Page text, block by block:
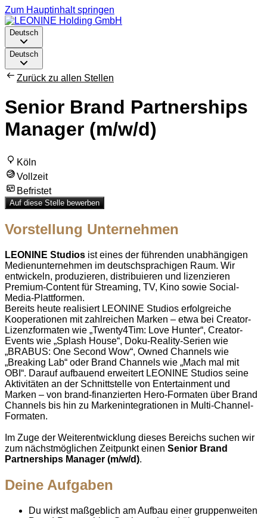
Zum Hauptinhalt springen
Deutsch
Deutsch
Zurück zu allen Stellen
Senior Brand Partnerships
Manager (m/w/d)
Köln
Vollzeit
Befristet
Auf diese Stelle bewerben
Vorstellung Unternehmen
LEONINE Studios ist eines der führenden unabhängigen
Medienunternehmen im deutschsprachigen Raum. Wir
entwickeln, produzieren, distribuieren und lizenzieren
Premium-Content für Streaming, TV, Kino sowie Social-
Media-Plattformen.
Bereits heute realisiert LEONINE Studios erfolgreiche
Kooperationen mit zahlreichen Marken – etwa bei Creator-
Lizenzformaten wie „Twenty4Tim: Love Hunter“, Creator-
Events wie „Splash House“, Doku-Reality-Serien wie
„BRABUS: One Second Wow“, Owned Channels wie
„Breaking Lab“ oder Brand Channels wie „Mach mal mit
OBI“. Darauf aufbauend erweitert LEONINE Studios seine
Aktivitäten an der Schnittstelle von Entertainment und
Marken – von brand-finanzierten Hero-Formaten über Brand
Channels bis hin zu Markenintegrationen in Multi-Channel-
Formaten.
Im Zuge der Weiterentwicklung dieses Bereichs suchen wir
zum nächstmöglichen Zeitpunkt einen Senior Brand
Partnerships Manager (m/w/d).
Deine Aufgaben
Du wirkst maßgeblich am Aufbau einer gruppenweiten